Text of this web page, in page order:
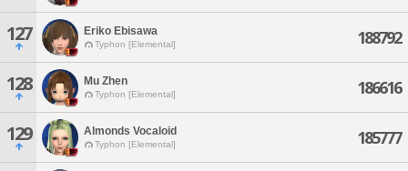
127 Eriko Ebisawa
Typhon [Elemental] 188792
128 Mu Zhen
Typhon [Elemental] 186616
129 Almonds Vocaloid
Typhon [Elemental] 185777